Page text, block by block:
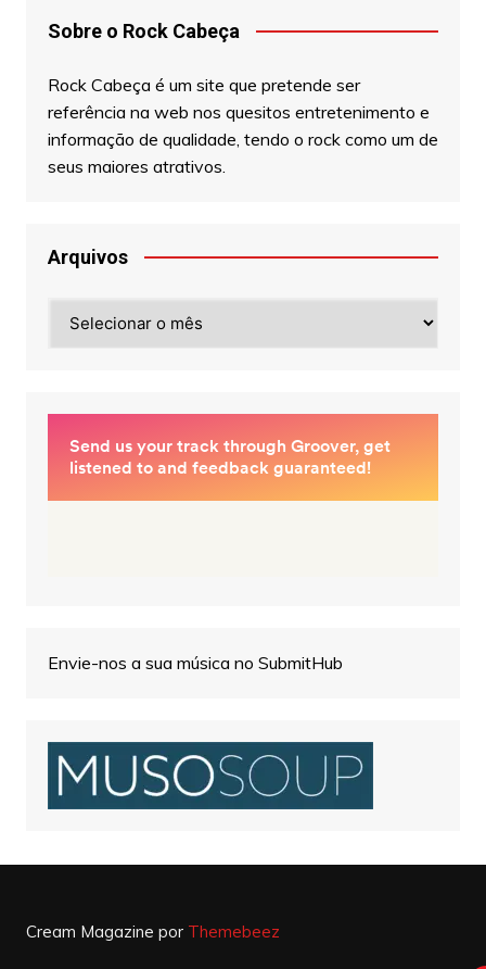
Sobre o Rock Cabeça
Rock Cabeça é um site que pretende ser
referência na web nos quesitos entretenimento e
informação de qualidade, tendo o rock como um de
seus maiores atrativos.
Arquivos
Envie-nos a sua música no SubmitHub
Cream Magazine por Themebeez